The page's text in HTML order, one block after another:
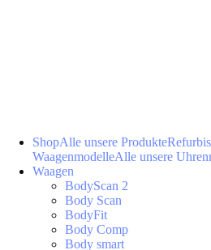
ShopAlle unsere Produkte
WaagenmodelleAlle unsere
Waagen
BodyScan 2
Body Scan
BodyFit
Body Comp
Body smart